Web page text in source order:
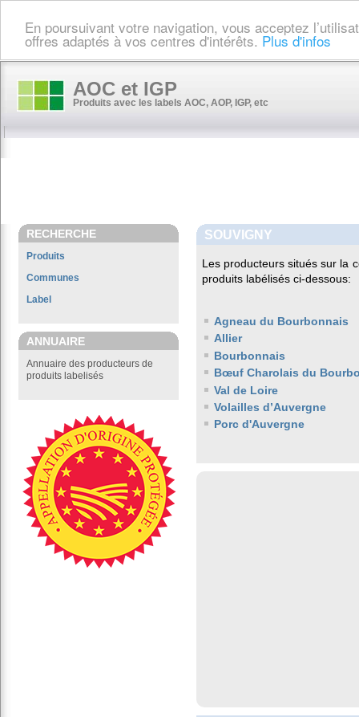
En poursuivant votre navigation, vous acceptez
offres adaptés à vos centres d'intérêts. Plus d'infos
AOC et IGP
Produits avec les labels AOC, AOP, IGP, etc
RECHERCHE
Produits
Communes
Label
ANNUAIRE
Annuaire des producteurs de
produits labelisés
SOUVIGNY
Les producteurs situés sur la
produits labélisés ci-dessous:
Agneau du Bourbonnais
Allier
Bourbonnais
Bœuf Charolais du
Val de Loire
Volailles d’Auvergne
Porc d'Auvergne